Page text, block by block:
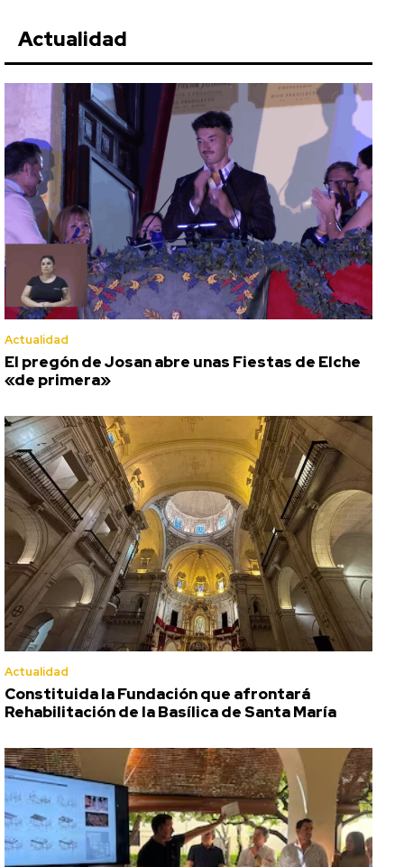
Actualidad
Actualidad
El pregón de Josan abre unas Fiestas de Elche
«de primera»
Actualidad
Constituida la Fundación que afrontará
Rehabilitación de la Basílica de Santa María